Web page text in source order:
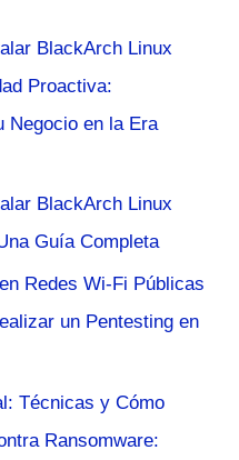
BlackArch Linux
Proactiva:
Negocio en la Era
BlackArch Linux
Guía Completa
Redes Wi-Fi Públicas
un Pentesting en
Técnicas y Cómo
Ransomware: